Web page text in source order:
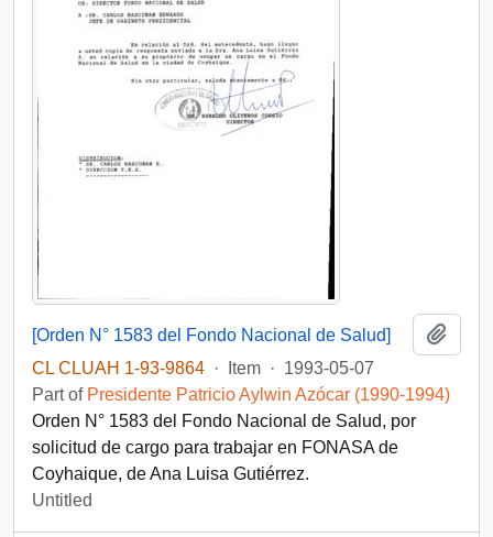
[Orden N° 1583 del Fondo Nacional de Salud]
CL CLUAH 1-93-9864 · Item · 1993-05-07
Part of Presidente Patricio Aylwin Azócar (1990-1994)
Orden N° 1583 del Fondo Nacional de Salud, por
solicitud de cargo para trabajar en FONASA de
Coyhaique, de Ana Luisa Gutiérrez.
Untitled